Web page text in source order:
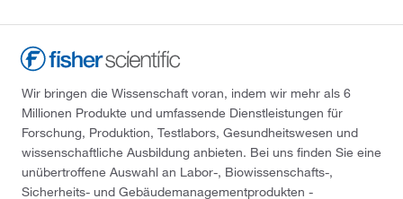
Wir bringen die Wissenschaft voran, indem wir mehr als 6
Millionen Produkte und umfassende Dienstleistungen für
Forschung, Produktion, Testlabors, Gesundheitswesen und
wissenschaftliche Ausbildung anbieten. Bei uns finden Sie eine
unübertroffene Auswahl an Labor-, Biowissenschafts-,
Sicherheits- und Gebäudemanagementprodukten -